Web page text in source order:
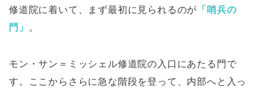
修道院に着いて、まず最初に見られるのが 「哨兵の
門」
。
モン・サン＝ミッシェル修道院の入口にあたる門で
す。ここからさらに急な階段を登って、内部へと入っ